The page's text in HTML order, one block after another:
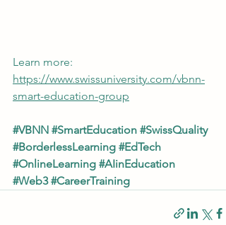
Learn more:
https://www.swissuniversity.com/vbnn-
smart-education-group
#VBNN #SmartEducation #SwissQuality
#BorderlessLearning #EdTech
#OnlineLearning #AIinEducation
#Web3 #CareerTraining